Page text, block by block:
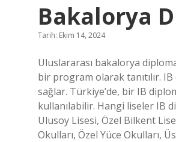
Bakalorya
Tarih: Ekim 14, 2024
Uluslararası bakalorya
bir program olarak tanıtılır.
sağlar. Türkiye’de, bir IB
kullanılabilir. Hangi liseler IB
Ulusoy Lisesi, Özel Bilkent
Okulları, Özel Yüce Okulları,